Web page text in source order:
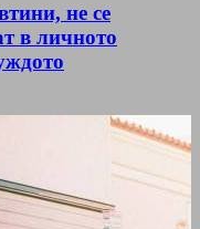
не се
в личното